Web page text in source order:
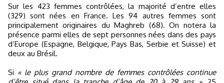
Sur les 423 femmes contrôlées, la majorité d’entre elles
(329) sont nées en France. Les 94 autres femmes sont
principalement originaires du Maghreb (68). On notera la
présence parmi elles de sept personnes nées dans des pays
d’Europe (Espagne, Belgique, Pays Bas, Serbie et Suisse) et
deux au Brésil.
Si « le plus grand nombre de femmes contrôlées continue